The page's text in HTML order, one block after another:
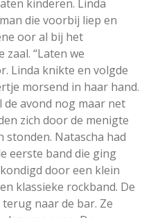
kinderen. Linda
die voorbij liep en
oor al bij het
“Laten we
Linda knikte en volgde
morsend in haar hand.
avond nog maar net
zich door de menigte
stonden. Natascha had
eerste band die ging
door een klein
klassieke rockband. De
naar de bar. Ze